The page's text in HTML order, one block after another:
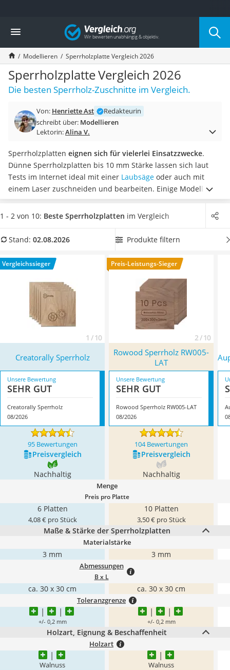
Die beliebtesten Vergleiche nach Kategorie
Freizeit & Sport
Gartentrampolin
Trampolin
Metalldetektor
Eufab-Fahrradträger
Trampolin 366 cm
Aluminium-Koffer
Futterboot
E-Bike-Dreirad
Trekkingschuhe Herren
Reisetasche mit Rollen
Klimmzugstation
Koffer
Nachtsichtgerät
Handgepäck-Koffer
Wanderschuhe Herren
Sicherheitsweste Reiten
Vergleich
Modellieren Sperrholzplatte Vergleich 2026
Sperrholzplatte Vergleich 2026
Die besten Sperrholz-Zuschnitte im Vergleich.
Von: Henriette Ast
Redakteurin
schreibt über: Modellieren
Lektorin:Alina V.
Sperrholzplatten eignen sich für vielerlei Einsatzzwecke.
Dünne Sperrholzplatten bis 10 mm Stärke lassen sich laut
Tests im Internet ideal mit einer Laubsäge oder auch mit
einem Laser zuschneiden und bearbeiten. Einige Modelle
eignen sich auch zum Plotten. Dickes Sperrholz hingegen
eignet sich zum Beispiel für Dach- und Deckenbauten.
Sperrholzplatte mit möglichst geringer Toleranzgrenze
angegebenen Maße heranreicht. Überzeugt hat uns hier im
August 2026 besonders das ModellCreatorally Sperrholz
seinen Eigenschaften.
1 - 2 von 10: Beste Sperrholzplatten im Vergleich
Stand: 02.08.2026 Produkte filtern
Vergleichssieger
1 / 10
Preis-Leistungs-Sieger
2 / 10
Creatorally Sperrholz
Rowood Sperrholz RW005-
LAT
Unsere Bewertung
SEHR GUT
Creatorally Sperrholz
08/2026
Unsere Bewertung
SEHR GUT
Rowood Sperrholz RW005-LAT
08/2026
95 Bewertungen 104 Bewertungen
Preis­vergleich Preis­vergleich
Nachhaltig Nachhaltig
Menge
Preis pro Platte
6 Platten
4,08 € pro Stück
10 Platten
3,50 € pro Stück
Maße & Stärke der Sperrholzplatten
Materialstärke
3 mm 3 mm
Abmessungen
B x L
ca. 30 x 30 cm ca. 30 x 30 cm
Toleranzgrenze
+/- 0,2 mm +/- 0,2 mm
Holzart, Eignung & Beschaffenheit
Holzart
Walnuss Walnuss